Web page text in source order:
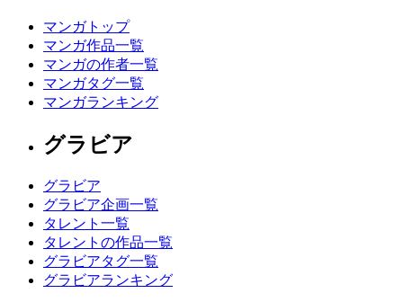
マンガトップ
マンガ作品一覧
マンガの作者一覧
マンガタグ一覧
マンガランキング
グラビア
グラビア
グラビア企画一覧
タレント一覧
タレントの作品一覧
グラビアタグ一覧
グラビアランキング